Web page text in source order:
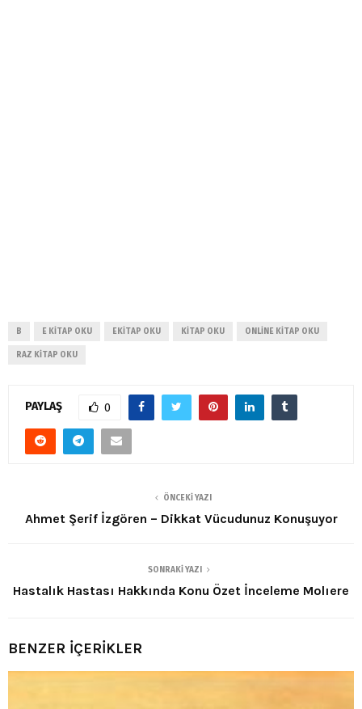
B E KITAP OKU EKITAP OKU KITAP OKU ONLINE KITAP OKU
RAZ KITAP OKU
PAYLAŞ 0
ÖNCEKI YAZI
Ahmet Şerif İzgören – Dikkat Vücudunuz Konuşuyor
SONRAKI YAZI
Hastalık Hastası Hakkında Konu Özet İnceleme Molıere
BENZER İÇERİKLER